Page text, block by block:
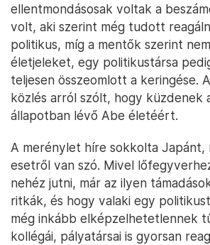
ellentmondásosak voltak a
volt, aki szerint még tudott
politikus, míg a mentők szerint
életjeleket, egy politikustársa
teljesen összeomlott a keringése.
közlés arról szólt, hogy küzdenek
állapotban lévő Abe életéért.
A merénylet híre sokkolta
esetről van szó. Mivel
nehéz jutni, már az ilyen
ritkák, és hogy valaki egy
még inkább elképzelhetetlennek
kollégái, pályatársai is gyorsan